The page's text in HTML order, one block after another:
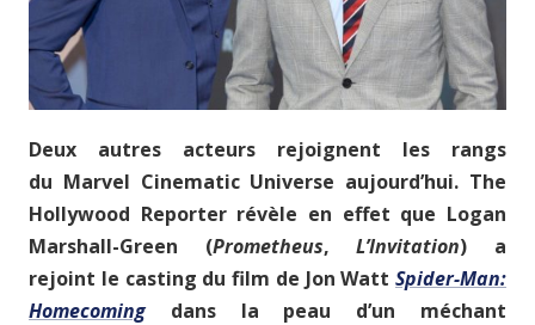
Deux autres acteurs rejoignent les rangs
du Marvel Cinematic Universe aujourd’hui. The
Hollywood Reporter révèle en effet que Logan
Marshall-Green (Prometheus,L’Invitation) a
rejoint le casting du film de Jon Watt Spider-Man:
Homecomingdans la peau d’un méchant